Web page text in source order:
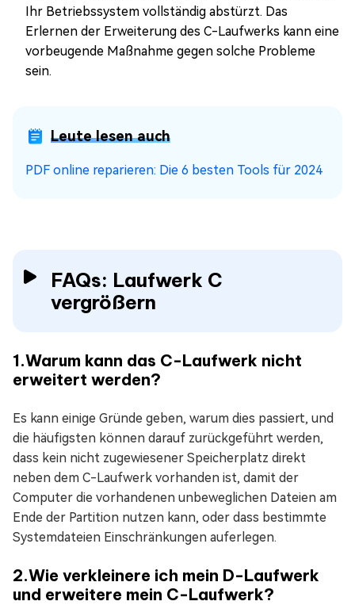
Ihr Betriebssystem vollständig abstürzt. Das
Erlernen der Erweiterung des C-Laufwerks kann eine
vorbeugende Maßnahme gegen solche Probleme
sein.
Leute lesen auch
PDF online reparieren: Die 6 besten Tools für 2024
FAQs: Laufwerk C
vergrößern
1.Warum kann das C-Laufwerk nicht
erweitert werden?
Es kann einige Gründe geben, warum dies passiert, und
die häufigsten können darauf zurückgeführt werden,
dass kein nicht zugewiesener Speicherplatz direkt
neben dem C-Laufwerk vorhanden ist, damit der
Computer die vorhandenen unbeweglichen Dateien am
Ende der Partition nutzen kann, oder dass bestimmte
Systemdateien Einschränkungen auferlegen.
2.Wie verkleinere ich mein D-Laufwerk
und erweitere mein C-Laufwerk?